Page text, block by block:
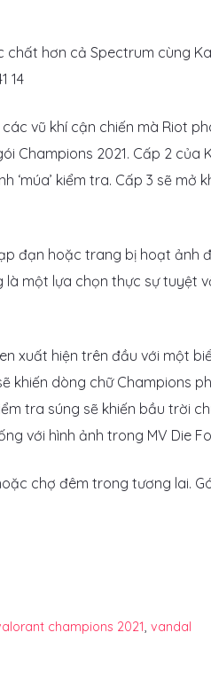
vũ khí cận chiến mà Riot
Champions 2021. Cấp 2 của
kiểm tra. Cấp 3 sẽ mở
đạn hoặc trang bị hoạt ảnh
một lựa chọn thực sự tuyệt
xuất hiện trên đầu với một
khiến dòng chữ Champions
tra súng sẽ khiến bầu trời
với hình ảnh trong MV Die
chợ đêm trong tương lai.
champions 2021, vandal